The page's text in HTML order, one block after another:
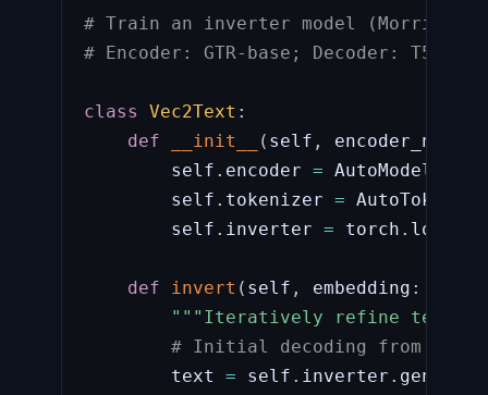
# Train an inverter model (Morris
# Encoder: GTR-base; Decoder: T5-
class Vec2Text :
def
__init__ ( self , encoder_name
        self
. encoder = AutoModel
        self
. tokenizer =
        self
. inverter = torch . load
def invert ( self , embedding :
"""Iteratively refine text
# Initial decoding from
        text
= self . inverter .